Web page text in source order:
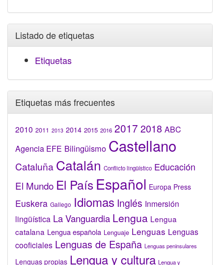
Listado de etiquetas
Etiquetas
Etiquetas más frecuentes
2010 2011 2013 2014 2015 2016 2017 2018 ABC
Agencia EFE Bilingüismo Castellano
Cataluña Catalán Conflicto lingüístico Educación
El Mundo El País Español Europa Press
Euskera Gallego Idiomas Inglés Inmersión
lingüística La Vanguardia Lengua Lengua
catalana Lengua española Lenguaje Lenguas Lenguas
cooficiales Lenguas de España Lenguas peninsulares
Lenguas propias Lengua y cultura Lengua y